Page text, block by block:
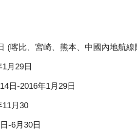
(喀比、宮崎、熊本、中國內地航線
月29日
日-2016年1月29日
月30
-6月30日